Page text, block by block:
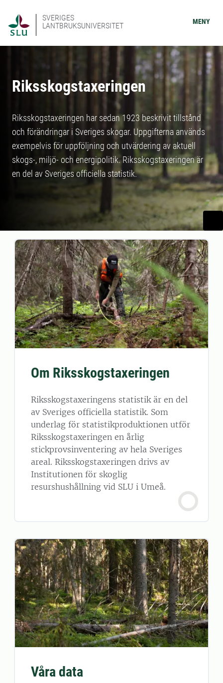
SVERIGES
LANTBRUKSUNIVERSITET
MENY
Riksskogstaxeringen
Riksskogstaxeringen har sedan 1923 beskrivit tillstånd
och förändringar i Sveriges skogar. Uppgifterna används
exempelvis för uppföljning och utvärdering av aktuell
skogs-, miljö- och energipolitik. Riksskogstaxeringen är
en del av Sveriges officiella statistik.
Om Riksskogstaxeringen
Riksskogstaxeringens statistik är en del
av Sveriges officiella statistik. Som
underlag för statistikproduktionen utför
Riksskogstaxeringen en årlig
stickprovsinventering av hela Sveriges
areal. Riksskogstaxeringen drivs av
Institutionen för skoglig
resurshushållning vid SLU i Umeå.
Våra data